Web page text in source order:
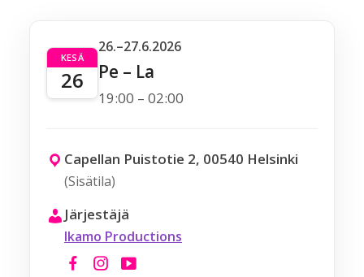
KESÄ
26
26.–27.6.2026
Pe – La
19:00 – 02:00
Capellan Puistotie 2, 00540 Helsinki
(Sisätila)
Järjestäjä
Ikamo Productions